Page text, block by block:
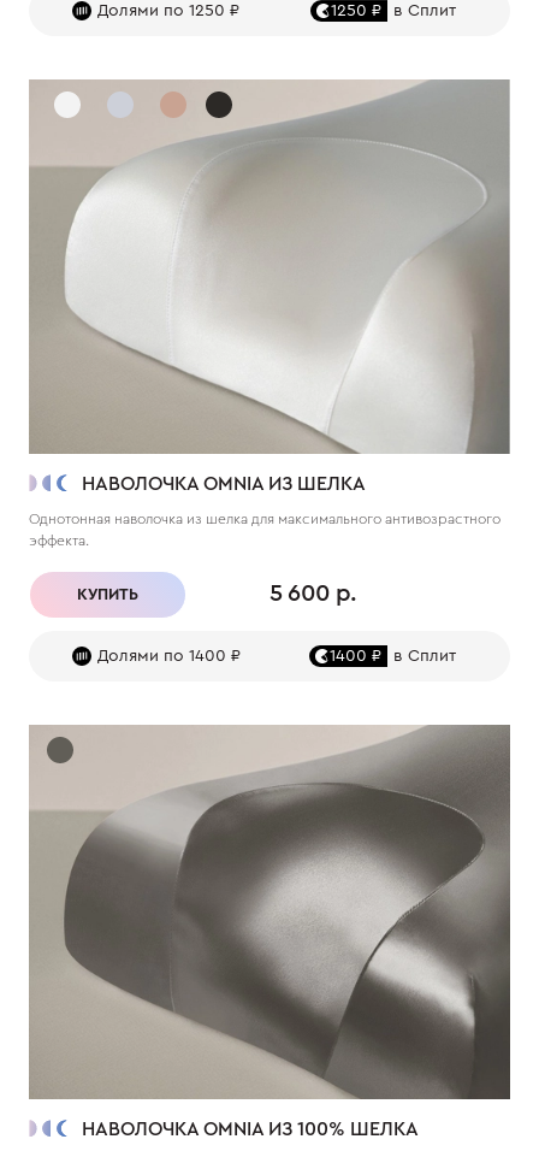
Долями по 1250 ₽ 1250 ₽ в Сплит
НАВОЛОЧКА OMNIA ИЗ ШЕЛКА
Однотонная наволочка из шелка для максимального антивозрастного
эффекта.
КУПИТЬ 5 600 р.
Долями по 1400 ₽ 1400 ₽ в Сплит
НАВОЛОЧКА OMNIA ИЗ 100% ШЕЛКА